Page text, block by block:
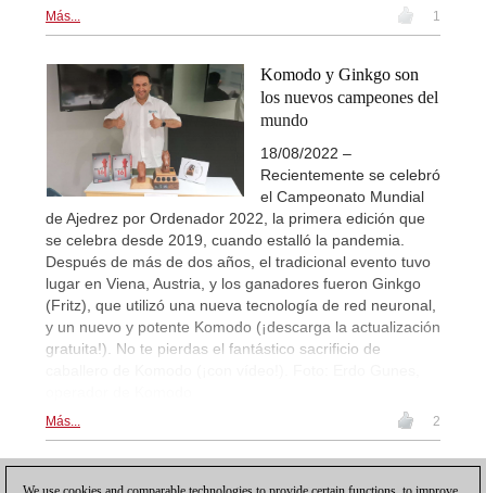
Más... 1
Komodo y Ginkgo son
los nuevos campeones del
mundo
18/08/2022 –
Recientemente se celebró
el Campeonato Mundial
de Ajedrez por Ordenador 2022, la primera edición que
se celebra desde 2019, cuando estalló la pandemia.
Después de más de dos años, el tradicional evento tuvo
lugar en Viena, Austria, y los ganadores fueron Ginkgo
(Fritz), que utilizó una nueva tecnología de red neuronal,
y un nuevo y potente Komodo (¡descarga la actualización
gratuita!). No te pierdas el fantástico sacrificio de
Más... 2